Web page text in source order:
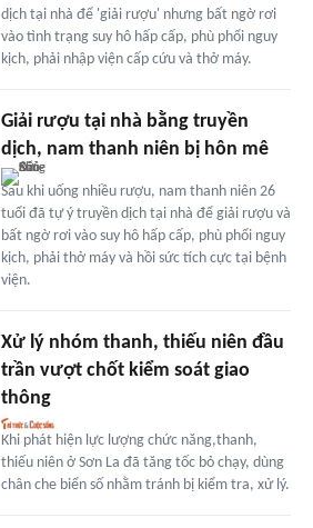
dịch tại nhà để 'giải rượu' nhưng bất ngờ rơi
vào tình trạng suy hô hấp cấp, phù phổi nguy
kịch, phải nhập viện cấp cứu và thở máy.
Giải rượu tại nhà bằng truyền
dịch, nam thanh niên bị hôn mê
Sau khi uống nhiều rượu, nam thanh niên 26
tuổi đã tự ý truyền dịch tại nhà để giải rượu và
bất ngờ rơi vào suy hô hấp cấp, phù phổi nguy
kịch, phải thở máy và hồi sức tích cực tại bệnh
viện.
Xử lý nhóm thanh, thiếu niên đầu
trần vượt chốt kiểm soát giao
thông
Khi phát hiện lực lượng chức năng,thanh,
thiếu niên ở Sơn La đã tăng tốc bỏ chạy, dùng
chân che biển số nhằm tránh bị kiểm tra, xử lý.